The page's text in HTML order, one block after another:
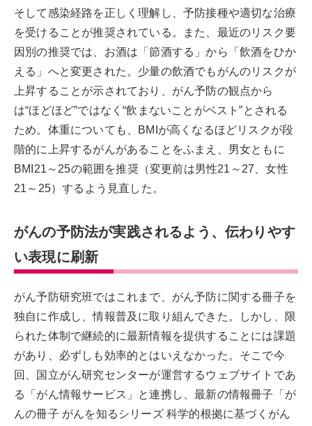
そして感染経路を正しく理解し、予防接種や適切な治療
を受けることが推奨されている。また、最近のリスク要
因別の推奨では、お酒は「節酒する」から「飲酒をひか
える」へと変更された。少量の飲酒でもがんのリスクが
上昇することが示されており、がん予防の観点から
は“ほどほど”ではなく“飲まないことがベスト”とされる
ため。体重についても、BMIが高くなるほどリスクが段
階的に上昇するがんがあることをふまえ、男女ともに
BMI21～25の範囲を推奨（変更前は男性21～27、女性
21～25）するよう見直した。
がんの予防法が実践されるよう、伝わりやす
い表現に刷新
がん予防研究班ではこれまで、がん予防に関する冊子を
独自に作成し、情報普及に取り組んできた。しかし、限
られた体制で継続的に最新情報を提供することには課題
があり、必ずしも効率的とはいえなかった。そこで今
回、国立がん研究センターが運営するウェブサイトであ
る「がん情報サービス」と連携し、最新の情報冊子「が
んの冊子 がんを知るシリーズ 科学的根拠に基づくがん